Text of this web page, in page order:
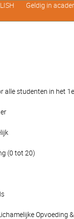
studenten in het
(0 tot 20)
Opvoeding
Geldig in